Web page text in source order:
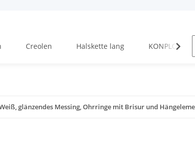
Creolen Halskette lang KONPLOTT
glänzendes Messing, Ohrringe mit Brisur und